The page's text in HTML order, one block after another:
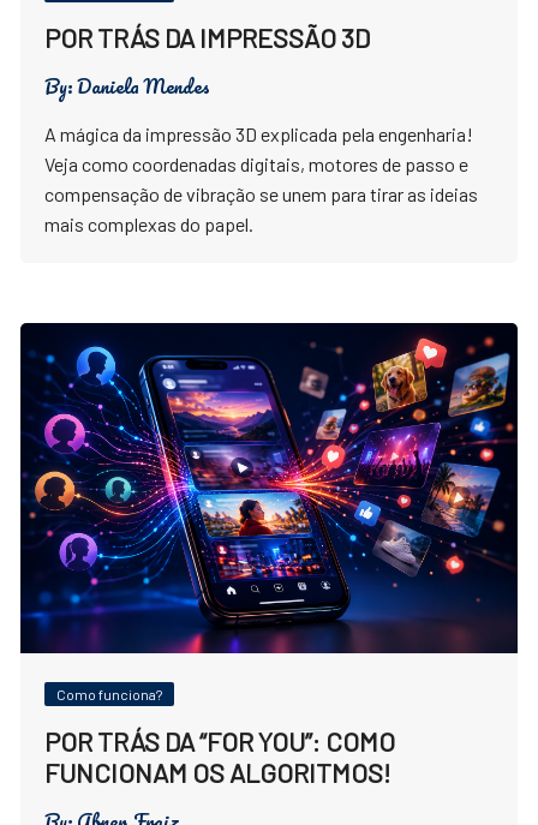
POR TRÁS DA IMPRESSÃO 3D
By:Daniela Mendes
A mágica da impressão 3D explicada pela engenharia!
Veja como coordenadas digitais, motores de passo e
compensação de vibração se unem para tirar as ideias
mais complexas do papel.
Como funciona?
POR TRÁS DA “FOR YOU”: COMO
FUNCIONAM OS ALGORITMOS!